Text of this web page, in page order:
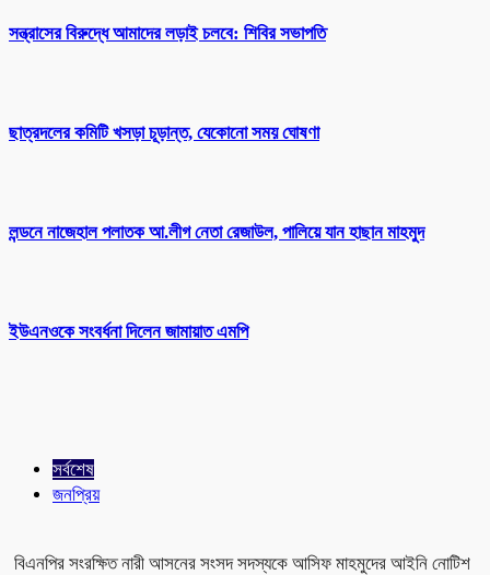
সন্ত্রাসের বিরুদ্ধে আমাদের লড়াই চলবে: শিবির সভাপতি
ছাত্রদলের কমিটি খসড়া চূড়ান্ত, যেকোনো সময় ঘোষণা
লন্ডনে নাজেহাল পলাতক আ.লীগ নেতা রেজাউল, পালিয়ে যান হাছান মাহমুদ
ইউএনওকে সংবর্ধনা দিলেন জামায়াত এমপি
সর্বশেষ
জনপ্রিয়
বিএনপির সংরক্ষিত নারী আসনের সংসদ সদস্যকে আসিফ মাহমুদের আইনি নোটিশ